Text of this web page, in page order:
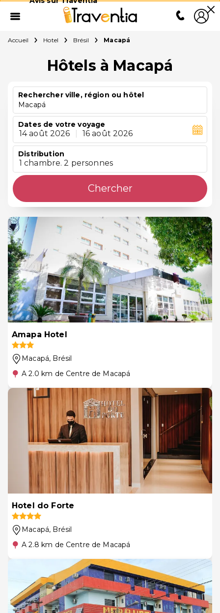
Accueil Hotel Brésil Macapá
Hôtels à Macapá
Rechercher ville, région ou hôtel
Macapá
Dates de votre voyage
14 août 2026 16 août 2026
Distribution
1 chambre. 2 personnes
Chercher
Amapa Hotel
Macapá, Brésil
A 2.0 km de Centre de Macapá
Hotel do Forte
Macapá, Brésil
A 2.8 km de Centre de Macapá